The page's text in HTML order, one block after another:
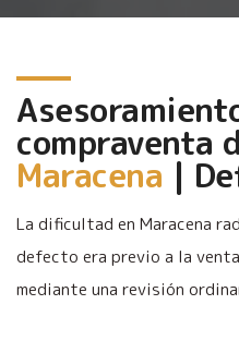
compraventa
Maracena |
La dificultad en Maracena
defecto era previo a la
mediante una revisión